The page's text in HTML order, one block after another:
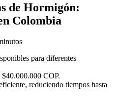
de Hormigón:
Colombia
para diferentes
$40.000.000 COP.
reduciendo tiempos hasta